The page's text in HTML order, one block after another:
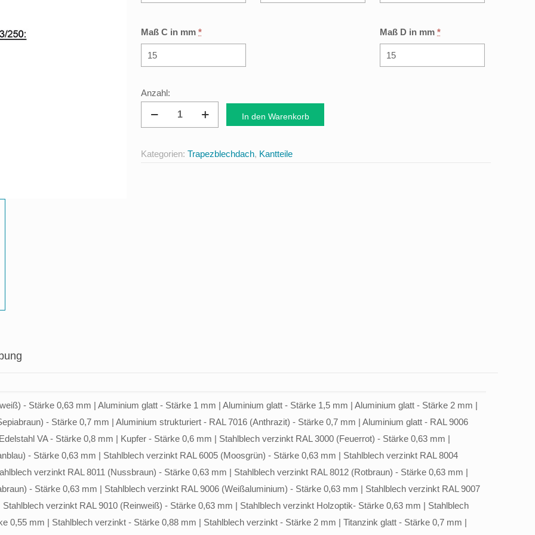
Maß C in mm * Maß D in mm *
Ortgangblech
Trapezblech
Menge
In den Warenkorb
Kategorien: Trapezblechdach, Kantteile
- Stärke 0,63 mm | Aluminium glatt - Stärke 1 mm | Aluminium glatt - Stärke 1,5 mm | Aluminium glatt - Stärke 2 mm |
- Stärke 0,7 mm | Aluminium strukturiert - RAL 7016 (Anthrazit) - Stärke 0,7 mm | Aluminium glatt - RAL 9006
VA - Stärke 0,8 mm | Kupfer - Stärke 0,6 mm | Stahlblech verzinkt RAL 3000 (Feuerrot) - Stärke 0,63 mm |
- Stärke 0,63 mm | Stahlblech verzinkt RAL 6005 (Moosgrün) - Stärke 0,63 mm | Stahlblech verzinkt RAL 8004
verzinkt RAL 8011 (Nussbraun) - Stärke 0,63 mm | Stahlblech verzinkt RAL 8012 (Rotbraun) - Stärke 0,63 mm |
- Stärke 0,63 mm | Stahlblech verzinkt RAL 9006 (Weißaluminium) - Stärke 0,63 mm | Stahlblech verzinkt RAL 9007
verzinkt RAL 9010 (Reinweiß) - Stärke 0,63 mm | Stahlblech verzinkt Holzoptik- Stärke 0,63 mm | Stahlblech
0,55 mm | Stahlblech verzinkt - Stärke 0,88 mm | Stahlblech verzinkt - Stärke 2 mm | Titanzink glatt - Stärke 0,7 mm |